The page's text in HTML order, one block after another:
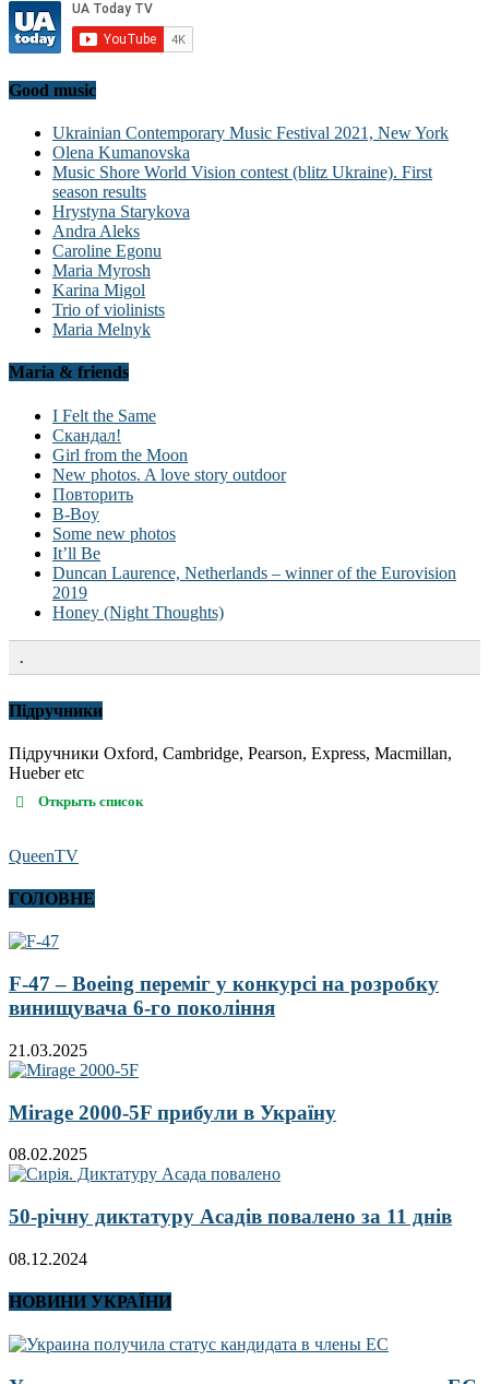
Good music
Ukrainian Contemporary Music Festival 2021, New York
Olena Kumanovska
Music Shore World Vision contest (blitz Ukraine). First
season results
Hrystyna Starykova
Andra Aleks
Caroline Egonu
Maria Myrosh
Karina Migol
Trio of violinists
Maria Melnyk
Maria & friends
I Felt the Same
Скандал!
Girl from the Moon
New photos. A love story outdoor
Повторить
B-Boy
Some new photos
It’ll Be
Duncan Laurence, Netherlands – winner of the Eurovision
2019
Honey (Night Thoughts)
.
Підручники
Підручники Oxford, Cambridge, Pearson, Express, Macmillan,
Hueber etc
Открыть список
QueenTV
ГОЛОВНЕ
F-47 – Boeing переміг у конкурсі на розробку
винищувача 6-го покоління
21.03.2025
Mirage 2000-5F прибули в Україну
08.02.2025
50-річну диктатуру Асадів повалено за 11 днів
08.12.2024
НОВИНИ УКРАЇНИ